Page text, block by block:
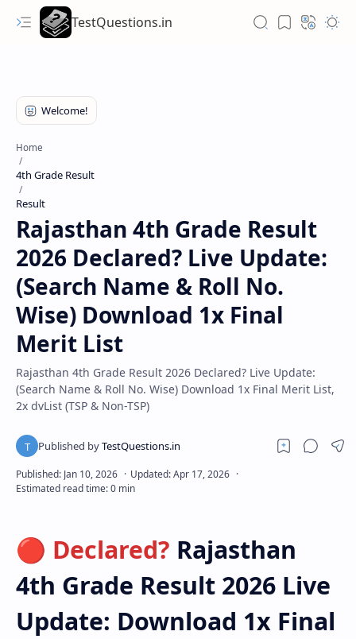
TestQuestions.in
Home
4th Grade Result
Result
Rajasthan 4th Grade Result
2026 Declared? Live Update:
(Search Name & Roll No.
Wise) Download 1x Final
Merit List
Rajasthan 4th Grade Result 2026 Declared? Live Update:
(Search Name & Roll No. Wise) Download 1x Final Merit List,
2x dvList (TSP & Non-TSP)
🔴 Declared? Rajasthan
4th Grade Result 2026 Live
Update: Download 1x Final